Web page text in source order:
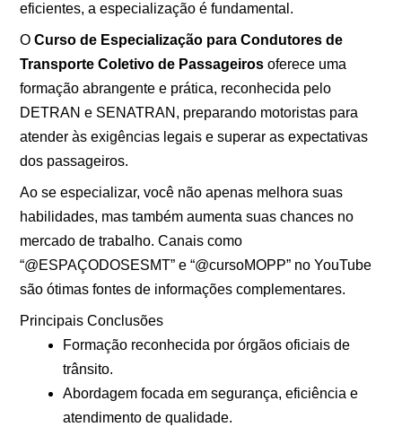
eficientes, a especialização é fundamental.
OCurso de Especialização para Condutores de
Transporte Coletivo de Passageiros oferece uma
formação abrangente e prática, reconhecida pelo
DETRAN e SENATRAN, preparando motoristas para
atender às exigências legais e superar as expectativas
dos passageiros.
Ao se especializar, você não apenas melhora suas
habilidades, mas também aumenta suas chances no
mercado de trabalho. Canais como
“@ESPAÇODOSESMT” e “@cursoMOPP” no YouTube
são ótimas fontes de informações complementares.
Principais Conclusões
Formação reconhecida por órgãos oficiais de
trânsito.
Abordagem focada em segurança, eficiência e
atendimento de qualidade.